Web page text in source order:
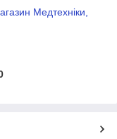
Медтехніки,